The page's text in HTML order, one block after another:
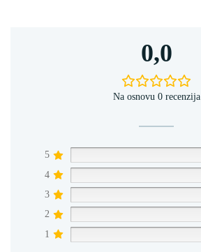
0,0
Na osnovu 0 recenzija
5
4
3
2
1